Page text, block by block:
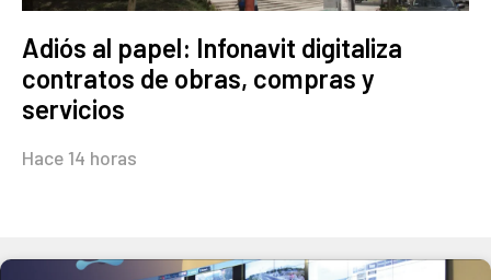
Adiós al papel: Infonavit digitaliza
contratos de obras, compras y
servicios
Hace 14 horas